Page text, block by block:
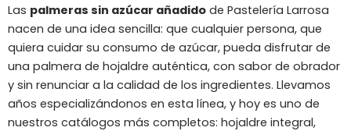
Las palmeras sin azúcar añadido de Pastelería Larrosa
nacen de una idea sencilla: que cualquier persona, que
quiera cuidar su consumo de azúcar, pueda disfrutar de
una palmera de hojaldre auténtica, con sabor de obrador
y sin renunciar a la calidad de los ingredientes. Llevamos
años especializándonos en esta línea, y hoy es uno de
nuestros catálogos más completos: hojaldre integral,